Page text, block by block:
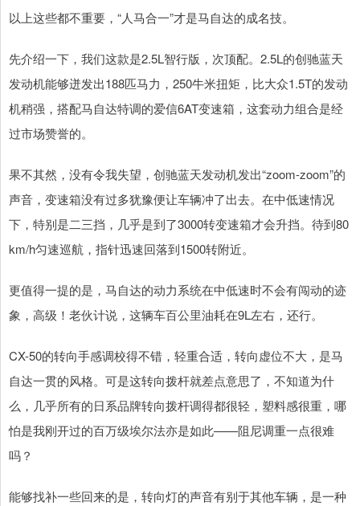
以上这些都不重要，“人马合一”才是马自达的成名技。
先介绍一下，我们这款是2.5L智行版，次顶配。2.5L的创驰蓝天
发动机能够迸发出188匹马力，250牛米扭矩，比大众1.5T的发动
机稍强，搭配马自达特调的爱信6AT变速箱，这套动力组合是经
过市场赞誉的。
果不其然，没有令我失望，创驰蓝天发动机发出“zoom-zoom”的
声音，变速箱没有过多犹豫便让车辆冲了出去。在中低速情况
下，特别是二三挡，几乎是到了3000转变速箱才会升挡。待到80
km/h匀速巡航，指针迅速回落到1500转附近。
更值得一提的是，马自达的动力系统在中低速时不会有闯动的迹
象，高级！老伙计说，这辆车百公里油耗在9L左右，还行。
CX-50的转向手感调校得不错，轻重合适，转向虚位不大，是马
自达一贯的风格。可是这转向拨杆就差点意思了，不知道为什
么，几乎所有的日系品牌转向拨杆调得都很轻，塑料感很重，哪
怕是我刚开过的百万级埃尔法亦是如此——阻尼调重一点很难
吗？
能够找补一些回来的是，转向灯的声音有别于其他车辆，是一种